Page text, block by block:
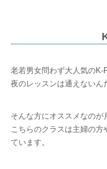
老若男女問わず大人気のK-
夜のレッスンは通えないん
そんな方にオススメなのが
こちらのクラスは主婦の
ています。